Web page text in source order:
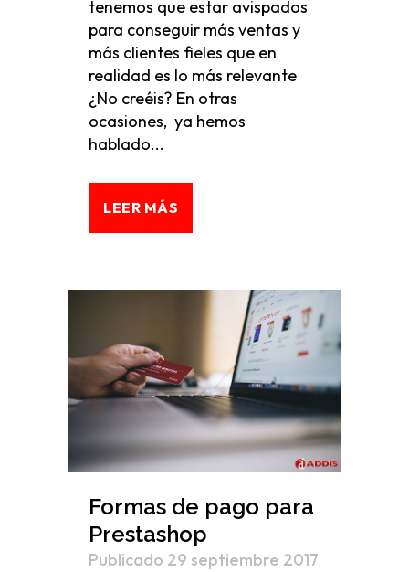
tenemos que estar avispados
para conseguir más ventas y
más clientes fieles que en
realidad es lo más relevante
¿No creéis? En otras
ocasiones, ya hemos
hablado...
LEER MÁS
Formas de pago para
Prestashop
Publicado 29 septiembre 2017